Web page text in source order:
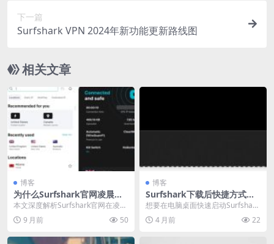
下一篇
Surfshark VPN 2024年新功能更新路线图
相关文章
博客
为什么Surfshark官网凌晨结
算总提示汇率更新失败
本文深度解析Surfshark官网在凌晨
时段因国际外汇市场休市导致的汇
率更新失败...
9 月前 50
博客
Surfshark下载后快捷方式创
建与桌面整理
想要在电脑桌面快速启动Surfshark
VPN吗？本指南详细提供了在Wind
o... 4 月前 22